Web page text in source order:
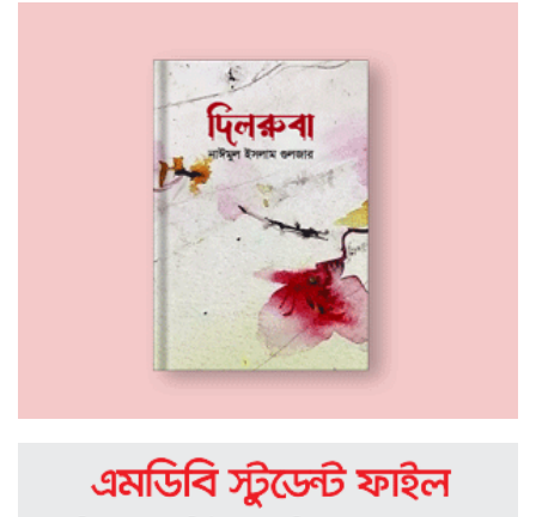
দ্বিতীয়বার শেখ মুজিবের পক্ষে : স্বরাষ্ট্রমন্ত্রী
‘মা আমাকে জানালা দিয়ে বের করে দেয়,
সাঁতরে উপরে এসে মাকে খুঁজে পাচ্ছি না’
১৭ দিন থেকে নিখোঁজ রয়েছে কলেজ শিক্ষার্থী
অয়ন
পদ্মায় ডুবে যাওয়া বাসের চালকের পরিচয়
ঈদ আনন্দে ঘুরতে গিয়ে লা*শ হয়ে ফিরলেন
তারা